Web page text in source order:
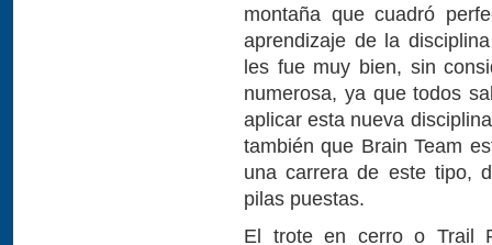
montaña que cuadró
aprendizaje de la
les fue muy bien, sin
numerosa, ya que todos
aplicar esta nueva
también que Brain Team
una carrera de este tipo,
pilas puestas.
El trote en cerro o Trail